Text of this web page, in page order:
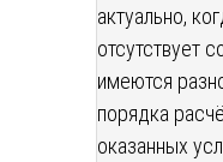
актуально,
отсутствует
имеются
порядка
оказанных